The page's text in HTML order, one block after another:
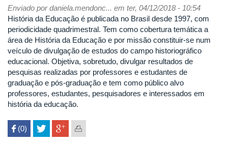
cultura
e
política
Enviado pordaniela.mendonc... em ter, 04/12/2018 - 10:54
História da Educação é publicada no Brasil desde 1997, com
periodicidade quadrimestral. Tem como cobertura temática a
área de História da Educação e por missão constituir-se num
veículo de divulgação de estudos do campo historiográfico
educacional. Objetiva, sobretudo, divulgar resultados de
pesquisas realizadas por professores e estudantes de
graduação e pós-graduação e tem como público alvo
professores, estudantes, pesquisadores e interessados em
história da educação.
 (0)